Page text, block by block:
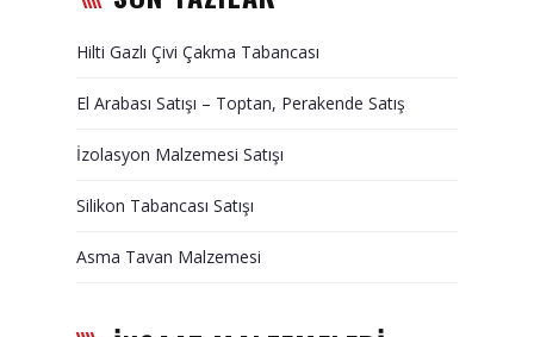
Karbon Köpük Malzemesi
Satışı
Tavan Boyası
Betopan Malzemesi Satışı
Asma Tavan Malzemesi
Asma Tavan Karolam
Hilti Gazlı Çivi Çakma Tabancası
El Arabası Satışı – Toptan, Perakende Satış
İzolasyon Malzemesi Satışı
Silikon Tabancası Satışı
Asma Tavan Malzemesi